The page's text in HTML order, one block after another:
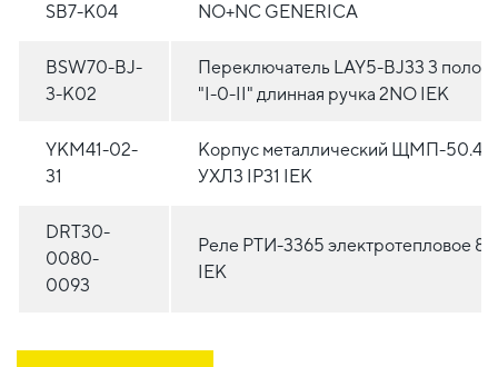
SB7-K04
NO+NC GENERICA
BSW70-BJ-
3-K02
Переключатель LAY5-BJ33 3
"I-0-II" длинная ручка 2NO IEK
YKM41-02-
31
Корпус металлический ЩМП-
УХЛ3 IP31 IEK
DRT30-
0080-
0093
Реле РТИ-3365 электротепловое
IEK